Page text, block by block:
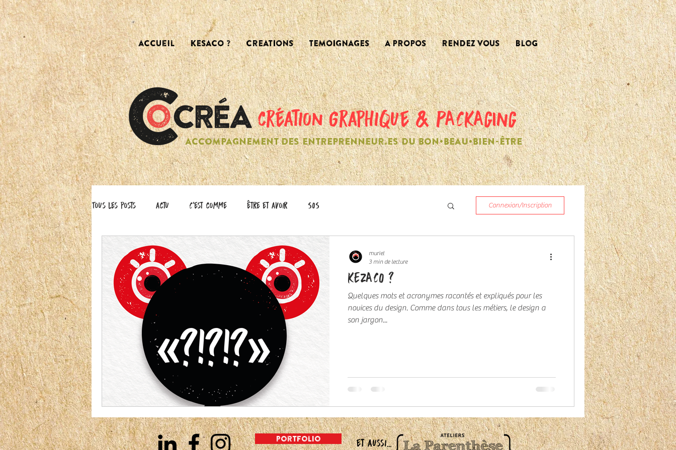
accueil KESACO ? CREATIONS TEMOIGNAGES A PROPOS RENDEZ VOUS Blog
création graphique & PACKAGING
ACCOMPAGNEMENT DES ENTREPRENNEUR.ES DU BON•BEAU•BIEN-ÊTRE
Tous les posts actu C'est comme être et avoir SOS Connexion/Inscription
KEZACO ?
Quelques mots et acronymes racontés et expliqués pour les
novices du design. Comme dans tous les métiers, le design a
son jargon...
muriel
3 min de lecture
portfolio et aussi...